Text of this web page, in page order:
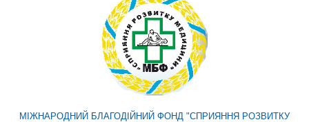
МІЖНАРОДНИЙ БЛАГОДІЙНИЙ ФОНД "СПРИЯННЯ РОЗВИТКУ